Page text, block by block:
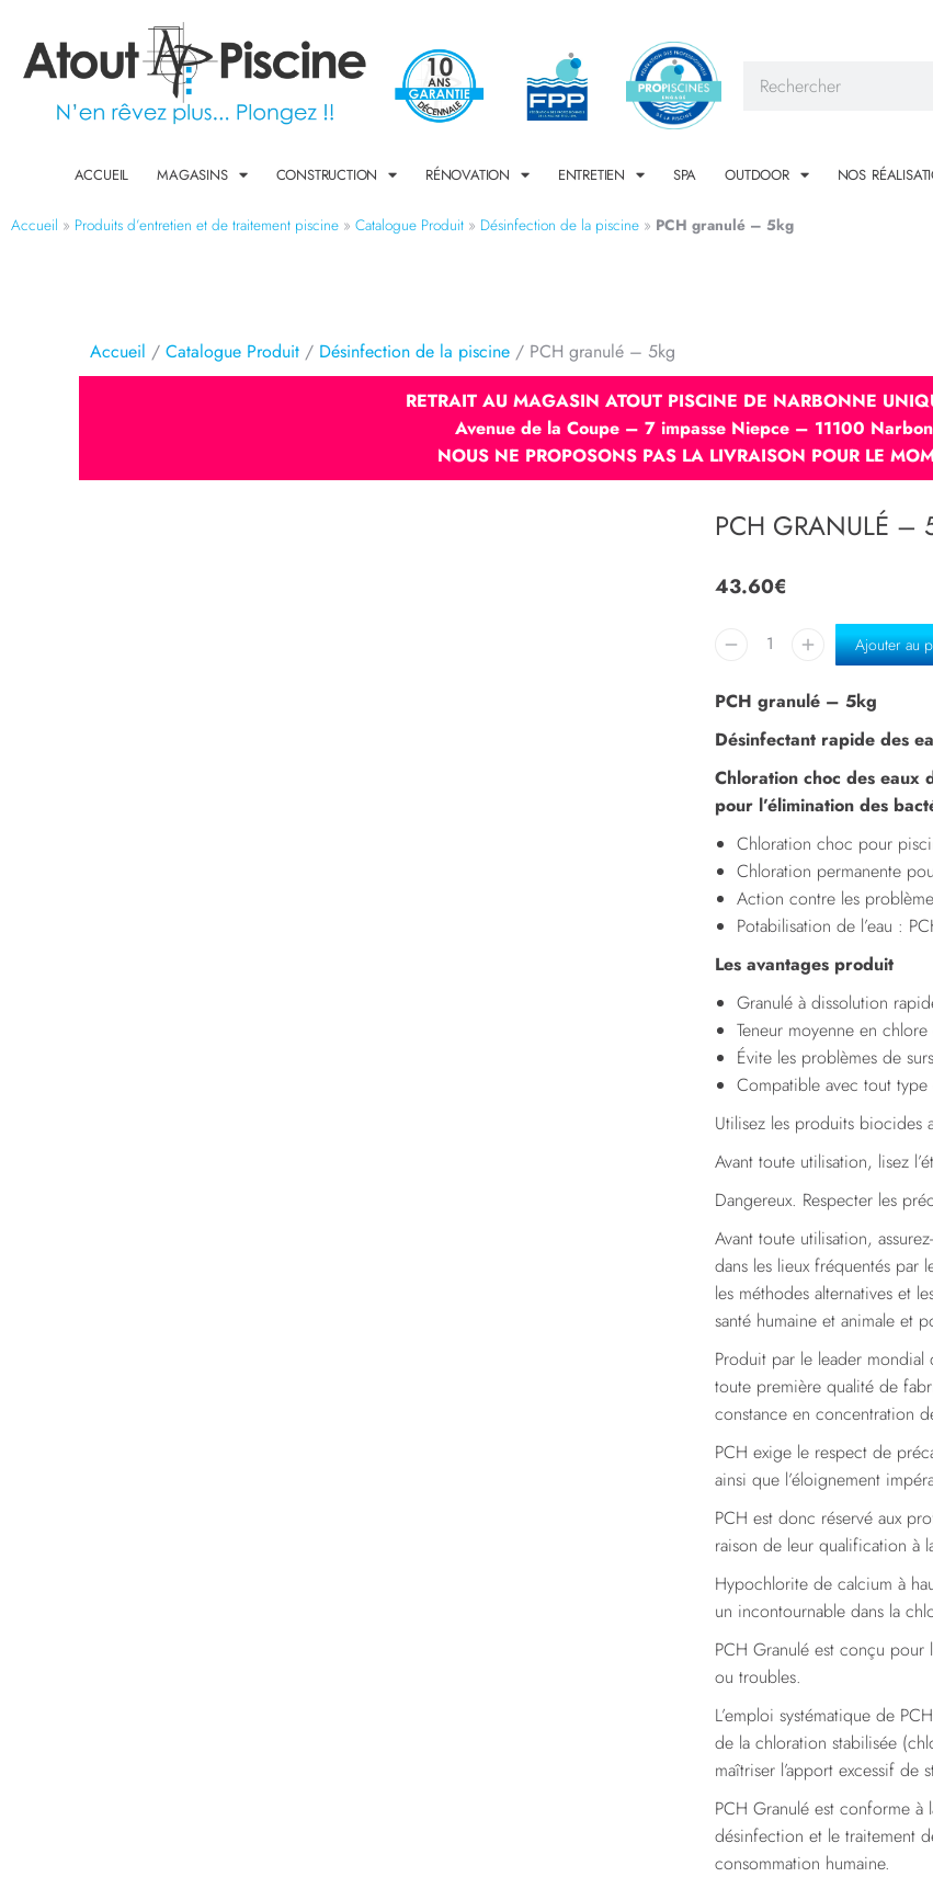
ACCUEIL MAGASINS CONSTRUCTION RÉNOVATION ENTRETIEN SPA OUTDOOR NOS
Accueil » Produits d’entretien et de traitement piscine​ » Catalogue Produit » Désinfection de la piscine » PCH granulé – 5kg
Accueil / Catalogue Produit / Désinfection de la piscine / PCH granulé – 5kg
RETRAIT AU MAGASIN ATOUT PISCINE DE NARBONNE
Avenue de la Coupe – 7 impasse Niepce – 11100
NOUS NE PROPOSONS PAS LA LIVRAISON POUR LE
PCH GRANULÉ –
43.60€
Ajouter au
PCH granulé – 5kg
Désinfectant rapide des
Chloration choc des eaux
pour l’élimination des
Chloration choc pour
Chloration permanente
Action contre les
Potabilisation de l’eau :
Les avantages produit
Granulé à dissolution
Teneur moyenne en
Évite les problèmes de
Compatible avec tout
Utilisez les produits biocides
Avant toute utilisation, lisez
Dangereux. Respecter les
Avant toute utilisation,
dans les lieux fréquentés
les méthodes alternatives et
santé humaine et animale et
Produit par le leader
toute première qualité de
constance en concentration
PCH exige le respect de
ainsi que l’éloignement
PCH est donc réservé aux
raison de leur qualification à
Hypochlorite de calcium à
un incontournable dans la
PCH Granulé est conçu pour
ou troubles.
L’emploi systématique de
de la chloration stabilisée
maîtriser l’apport excessif de
PCH Granulé est conforme
désinfection et le traitement
consommation humaine.